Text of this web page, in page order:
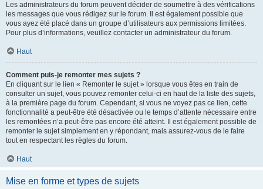
Les administrateurs du forum peuvent décider de soumettre à des vérifications
les messages que vous rédigez sur le forum. Il est également possible que
vous ayez été placé dans un groupe d’utilisateurs aux permissions limitées.
Pour plus d’informations, veuillez contacter un administrateur du forum.
Haut
Comment puis-je remonter mes sujets ?
En cliquant sur le lien « Remonter le sujet » lorsque vous êtes en train de
consulter un sujet, vous pouvez remonter celui-ci en haut de la liste des sujets,
à la première page du forum. Cependant, si vous ne voyez pas ce lien, cette
fonctionnalité a peut-être été désactivée ou le temps d’attente nécessaire entre
les remontées n’a peut-être pas encore été atteint. Il est également possible de
remonter le sujet simplement en y répondant, mais assurez-vous de le faire
tout en respectant les règles du forum.
Haut
Mise en forme et types de sujets